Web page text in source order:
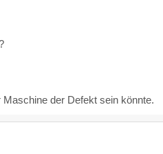
der Defekt sein könnte.